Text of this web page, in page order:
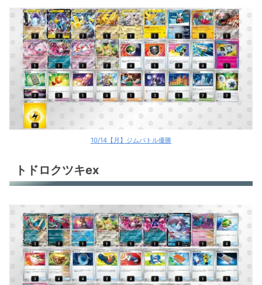
10/14【月】ジムバトル優勝
トドロクツキex